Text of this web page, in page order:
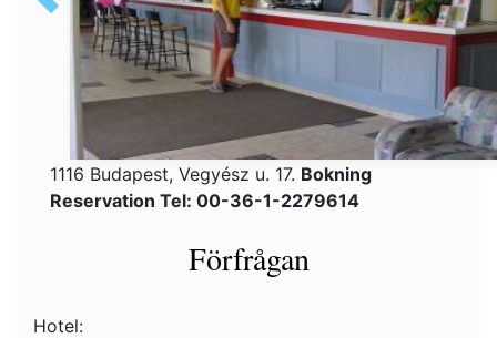
1116 Budapest, Vegyész u. 17. Bokning
Reservation Tel: 00-36-1-2279614
Förfrågan
Hotel: